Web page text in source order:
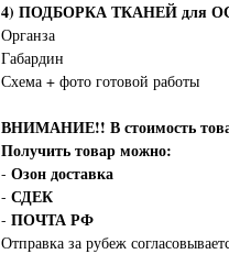
4) ПОДБОРКА ТКАНЕЙ для
Органза
Габардин
Схема + фото готовой работы
ВНИМАНИЕ!! В стоимость
Получить товар можно:
- Озон доставка
- СДЕК
- ПОЧТА РФ
Отправка за рубеж